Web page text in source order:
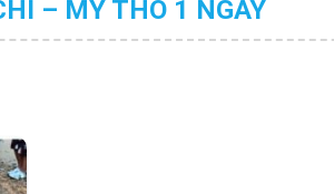
– MỸ THO 1 NGÀY